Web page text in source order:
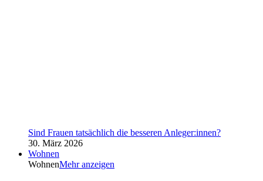
Sind Frauen tatsächlich die besseren Anleger:innen?
30. März 2026
Wohnen
WohnenMehr anzeigen